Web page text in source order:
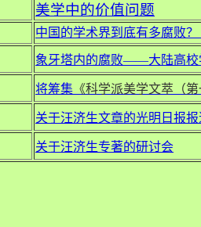
美学中的价值问题
中国的学术界到底有多腐败
象牙塔内的腐败——大陆高校
将筹集 《科学派美学文萃（
关于汪济生文章的光明日报报
关于汪济生专著的研讨会